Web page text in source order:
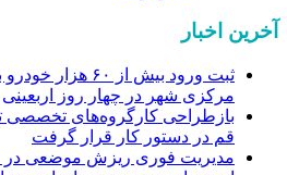
آخرین اخبار
ثبت ورود بیش از
مرکزی شهر در چهار روز اربعینی
بازطراحی کارگروه‌های تخصصی
قم در دستور کار قرار گرفت
مدیریت فوری ریزش موضعی در